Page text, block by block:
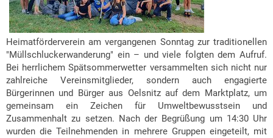
Heimatförderverein am vergangenen Sonntag zur traditionellen
"Müllschluckerwanderung" ein – und viele folgten dem Aufruf.
Bei herrlichem Spätsommerwetter versammelten sich nicht nur
zahlreiche Vereinsmitglieder, sondern auch engagierte
Bürgerinnen und Bürger aus Oelsnitz auf dem Marktplatz, um
gemeinsam ein Zeichen für Umweltbewusstsein und
Zusammenhalt zu setzen. Nach der Begrüßung um 14:30 Uhr
wurden die Teilnehmenden in mehrere Gruppen eingeteilt, mit